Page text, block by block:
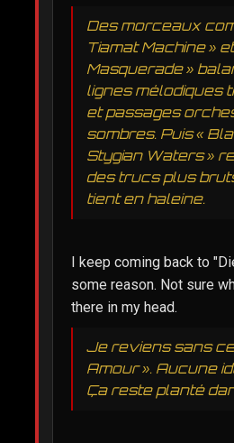
Des morceaux
Tiamat Machine »
Masquerade »
lignes mélodiques
et passages
sombres. Puis «
Stygian Waters »
des trucs plus
tient en haleine.
I keep coming back to
some reason. Not sure
there in my head.
Je reviens sans
Amour ». Aucune
Ça reste planté